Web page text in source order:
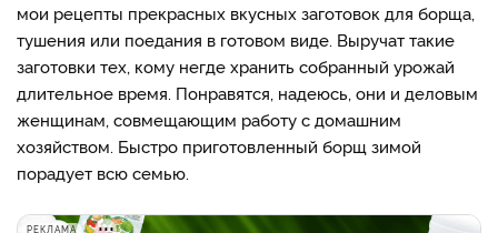
мои рецепты прекрасных вкусных заготовок для борща,
тушения или поедания в готовом виде. Выручат такие
заготовки тех, кому негде хранить собранный урожай
длительное время. Понравятся, надеюсь, они и деловым
женщинам, совмещающим работу с домашним
хозяйством. Быстро приготовленный борщ зимой
порадует всю семью.
РЕКЛАМА